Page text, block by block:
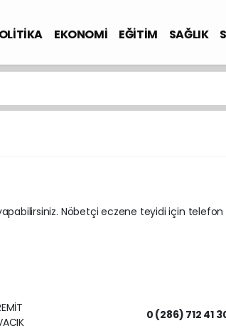
EKONOMİ EĞİTİM SAĞLIK
Nöbetçi eczene teyidi için telefon
0 (286) 712 41